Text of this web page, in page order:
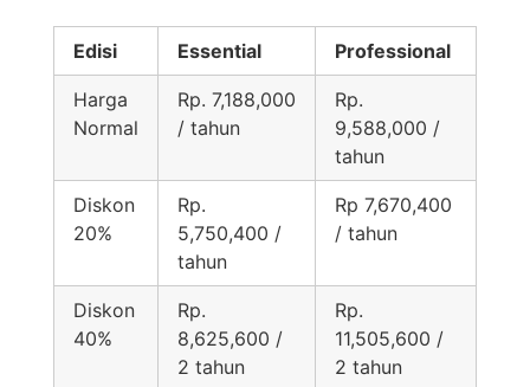
Edisi Essential Professional
Harga
Normal
Rp. 7,188,000
/ tahun
Rp.
9,588,000 /
tahun
Diskon
20%
Rp.
5,750,400 /
tahun
Rp 7,670,400
/ tahun
Diskon
40%
Rp.
8,625,600 /
2 tahun
Rp.
11,505,600 /
2 tahun